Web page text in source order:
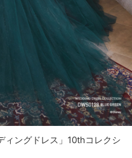
ィングドレス」10thコレクシ